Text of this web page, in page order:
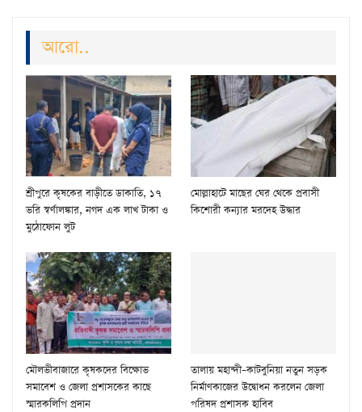
আরো..
শ্রীপুরে কৃষকের বাড়ীতে ডাকাতি, ১৭
ভরি স্বর্ণালঙ্কার, নগদ এক লাখ টাকা ও
মুঠোফোন লুট
মোল্লাহাটে মাছের ঘের থেকে প্রবাসী
কিশোরী কন্যার মরদেহ উদ্ধার
মৌলভীবাজারে কৃষকদের বিক্ষোভ
সমাবেশ ও জেলা প্রশাসকের কাছে
স্মারকলিপি প্রদান
তালায় মহান্দী–কাটবুনিয়া নতুন সড়ক
নির্মাণকাজের উদ্বোধন করলেন জেলা
পরিষদ প্রশাসক হাবিব